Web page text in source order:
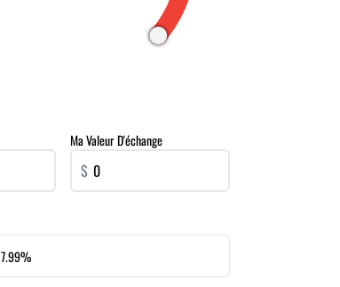
Ma Valeur D'échange
$
7.99%